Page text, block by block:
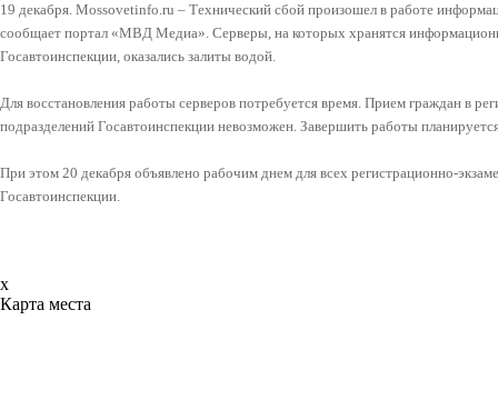
19 декабря. Mossovetinfo.ru – Технический сбой произошел в работе
сообщает портал «МВД Медиа». Серверы, на которых хранятся
Госавтоинспекции, оказались залиты водой.
Для восстановления работы серверов потребуется время. Прием граждан в
подразделений Госавтоинспекции невозможен. Завершить работы
При этом 20 декабря объявлено рабочим днем для всех регистрационно-
Госавтоинспекции.
x
Карта места